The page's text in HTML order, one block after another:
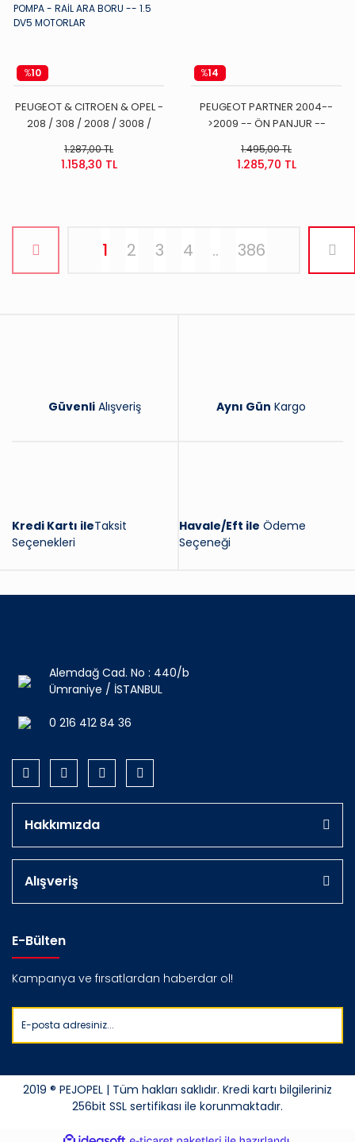
%10
PEUGEOT & CITROEN & OPEL -
208 / 308 / 2008 / 3008 /
COMBO / VİVARO / CORSA F /
GRANDLAND -- ENJEKTÖR
1.287,00 TL
1.158,30 TL
%14
PEUGEOT PARTNER 2004--
>2009 -- ÖN PANJUR --
1.495,00 TL
1.285,70 TL
1 2 3 4 .. 386
Güvenli Alışveriş Aynı Gün Kargo
Kredi Kartı ileTaksit
Seçenekleri
Havale/Eft ile Ödeme
Seçeneği
Alemdağ Cad. No : 440/b
Ümraniye / İSTANBUL
0 216 412 84 36
Hakkımızda
Alışveriş
E-Bülten
Kampanya ve fırsatlardan haberdar ol!
2019 ® PEJOPEL | Tüm hakları saklıdır. Kredi kartı bilgileriniz
256bit SSL sertifikası ile korunmaktadır.